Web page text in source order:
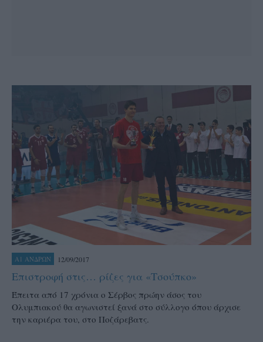
Α1 ΑΝΔΡΩΝ 12/09/2017
Επιστροφή στις… ρίζες για «Τσούπκο»
Έπειτα από 17 χρόνια ο Σέρβος πρώην άσος του
Ολυμπιακού θα αγωνιστεί ξανά στο σύλλογο όπου άρχισε
την καριέρα του, στο Ποζάρεβατς.